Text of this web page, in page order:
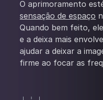
O aprimoramento
sensação de espaço
Quando bem feito,
e a deixa mais
ajudar a deixar a
firme ao focar as